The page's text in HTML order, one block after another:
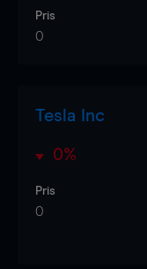
Pris
0
Tesla Inc
0%
Pris
0